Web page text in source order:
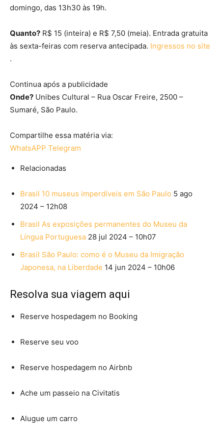
domingo, das 13h30 às 19h.
Quanto? R$ 15 (inteira) e R$ 7,50 (meia). Entrada gratuita
às sexta-feiras com reserva antecipada. Ingressos no site
.
Continua após a publicidade
Onde? Unibes Cultural – Rua Oscar Freire, 2500 –
Sumaré, São Paulo.
Compartilhe essa matéria via:
WhatsAPP Telegram
Relacionadas
Brasil 10 museus imperdíveis em São Paulo 5 ago
2024 – 12h08
Brasil As exposições permanentes do Museu da
Língua Portuguesa 28 jul 2024 – 10h07
Brasil São Paulo: como é o Museu da Imigração
Japonesa, na Liberdade 14 jun 2024 – 10h06
Resolva sua viagem aqui
Reserve hospedagem no Booking
Reserve seu voo
Reserve hospedagem no Airbnb
Ache um passeio na Civitatis
Alugue um carro